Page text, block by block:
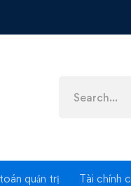
for:
quản trị Tài chính